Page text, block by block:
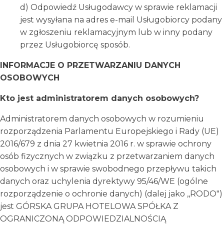
d) Odpowiedź Usługodawcy w sprawie reklamacji
jest wysyłana na adres e-mail Usługobiorcy podany
w zgłoszeniu reklamacyjnym lub w inny podany
przez Usługobiorcę sposób.
INFORMACJE O PRZETWARZANIU DANYCH
OSOBOWYCH
Kto jest administratorem danych osobowych?
Administratorem danych osobowych w rozumieniu
rozporządzenia Parlamentu Europejskiego i Rady (UE)
2016/679 z dnia 27 kwietnia 2016 r. w sprawie ochrony
osób fizycznych w związku z przetwarzaniem danych
osobowych i w sprawie swobodnego przepływu takich
danych oraz uchylenia dyrektywy 95/46/WE (ogólne
rozporządzenie o ochronie danych) (dalej jako ,,RODO")
jest GÓRSKA GRUPA HOTELOWA SPÓŁKA Z
OGRANICZONĄ ODPOWIEDZIALNOŚCIĄ